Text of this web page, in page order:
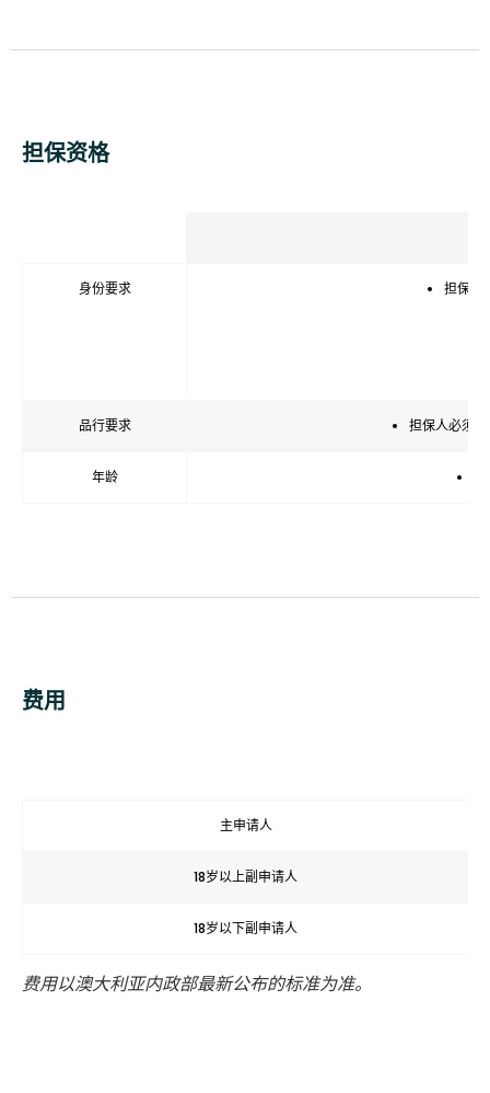
担保资格
身份要求
担保人
品行要求 担保人必须
年龄
费用
主申请人
18岁以上副申请人
18岁以下副申请人
费用以澳大利亚内政部最新公布的标准为准。